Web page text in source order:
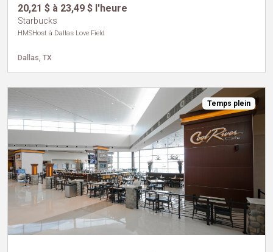
20,21 $ à 23,49 $ l'heure
Starbucks
HMSHost à Dallas Love Field
Dallas, TX
Temps plein